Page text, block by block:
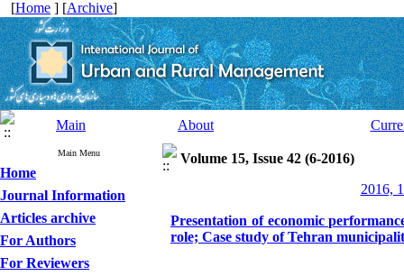
[Home ] [Archive]
Main About
Main Menu
Home
Journal Information
Articles archive
For Authors
For Reviewers
Volume 15, Issue 42 (6-2016)
2016,
Presentation of economic
role; Case study of Tehran